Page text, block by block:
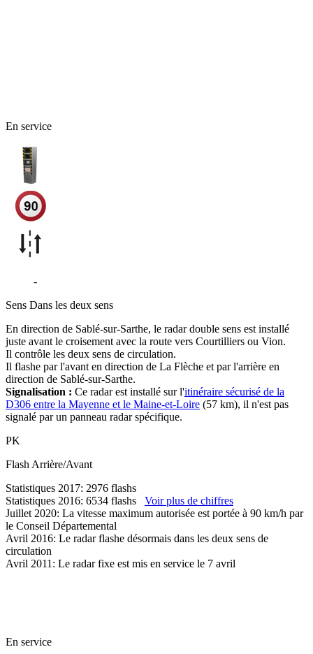
En service
-
Sens Dans les deux sens
En direction de Sablé-sur-Sarthe, le radar double sens est installé
juste avant le croisement avec la route vers Courtilliers ou Vion.
Il contrôle les deux sens de circulation.
Il flashe par l'avant en direction de La Flèche et par l'arrière en
direction de Sablé-sur-Sarthe.
Signalisation : Ce radar est installé sur l'itinéraire sécurisé de la
D306 entre la Mayenne et le Maine-et-Loire (57 km), il n'est pas
signalé par un panneau radar spécifique.
PK
Flash Arrière/Avant
Statistiques 2017: 2976 flashs
Statistiques 2016: 6534 flashs Voir plus de chiffres
Juillet 2020: La vitesse maximum autorisée est portée à 90 km/h par
le Conseil Départemental
Avril 2016: Le radar flashe désormais dans les deux sens de
circulation
Avril 2011: Le radar fixe est mis en service le 7 avril
En service